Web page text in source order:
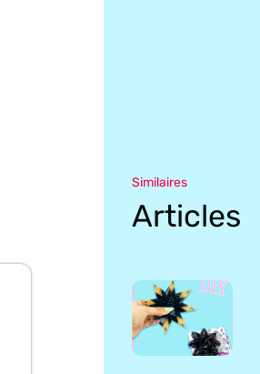
Similaires
Articles